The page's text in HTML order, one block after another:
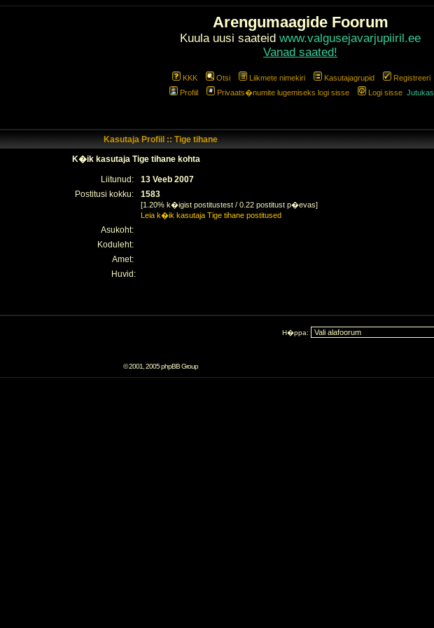
Arengumaagide Foorum
Kuula uusi saateid www.valgusejavarjupiiril.ee
Vanad saated!
KKK Otsi Liikmete nimekiri Kasutajagrupid
Registreeri
Profiil
Privaats�numite lugemiseks logi sisse Logi sisse Jutukas
Kasutaja Profiil :: Tige tihane
K�ik kasutaja Tige tihane kohta
Liitunud:
13 Veeb 2007
Postitusi kokku:
1583
[1.20% k�igist postitustest / 0.22 postitust p�evas]
Leia k�ik kasutaja Tige tihane postitused
Asukoht:
Koduleht:
Amet:
Huvid:
H�ppa:
© 2001, 2005 phpBB Group